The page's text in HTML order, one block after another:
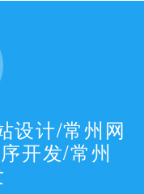
设计/常州网
开发/常州